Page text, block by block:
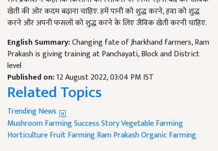
खेती की ओर कदम बढ़ाना चाहिए. हमें पानी को शुद्ध करने, हवा को शुद्ध
करने और अपनी फसलों को शुद्ध करने के लिए जैविक खेती करनी चाहिए.
English Summary:Changing fate of Jharkhand farmers, Ram
Prakash is giving training at Panchayati, Block and District
level
Published on:12 August 2022, 03:04 PM IST
Related Topics
Trending News
Mushroom FarmingSuccess StoryVegetable Farming
HorticultureFruit FarmingRam PrakashOrganic Farming